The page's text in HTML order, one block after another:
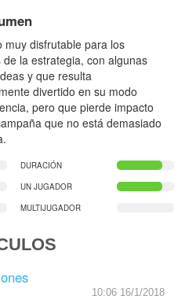
muy disfrutable para los
de la estrategia, con algunas
y que resulta
divertido en su modo
pero que pierde impacto
que no está demasiado
DURACIÓN
UN JUGADOR
MULTIJUGADOR
10:06 16/1/2018